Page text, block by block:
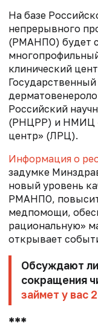
На базе
непрерывного
(РМАНПО) будет
клинический
Российский
(РНЦРР) и НМИЦ
центр» (ЛРЦ).
Информация о
задумке
новый уровень
РМАНПО,
медпомощи,
рациональную»
открывает
Обсуждают
сокращения
займет у вас
***